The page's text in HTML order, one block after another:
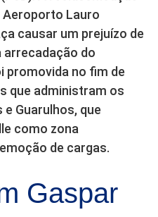
Aeroporto Lauro
causar um prejuízo de
arrecadação do
promovida no fim de
que administram os
Guarulhos, que
como zona
de cargas.
Gaspar